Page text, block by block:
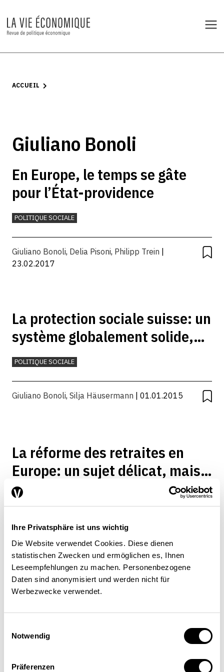
Ihre Privatsphäre ist uns wichtig
Die Website verwendet Cookies. Diese dienen
statistischen Zwecken und ermöglichen es, Ihnen
Leseempfehlungen zu machen. Personenbezogene
Daten sind anonymisiert und werden nicht für
Werbezwecke verwendet.
Notwendig
Präferenzen
ACCUEIL
Giuliano Bonoli
En Europe, le temps se gâte
pour l’État-providence
POLITIQUE SOCIALE
Giuliano Bonoli, Delia Pisoni, Philipp Trein
23.02.2017
La protection sociale suisse: un
système globalement solide,
malgré quelques faiblesses
POLITIQUE SOCIALE
Giuliano Bonoli, Silja Häusermann | 01.01.2015
La réforme des retraites en
Europe: un sujet délicat, mais à
l’issue inéluctable
POLITIQUE SOCIALE
Giuliano Bonoli| 01.09.2013
La réforme des systèmes de
Giuliano Bonoli